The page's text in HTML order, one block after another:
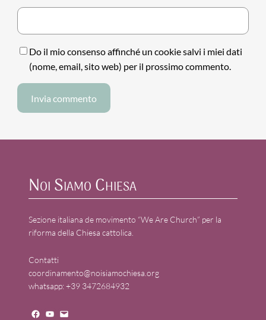
Do il mio consenso affinché un cookie salvi i miei dati
(nome, email, sito web) per il prossimo commento.
Noi Siamo Chiesa
Sezione italiana de movimento “We Are Church” per la
riforma della Chiesa cattolica.
Contatti
coordinamento@noisiamochiesa.org
whatsapp: +39 3472684932
Facebook YouTube Mail